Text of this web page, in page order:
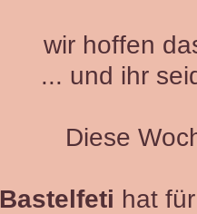
wir hoffen
... und ihr
Diese
Bastelfeti hat